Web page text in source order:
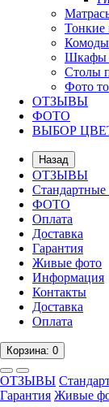
Тонкие
Шкафы
Столы
Фото
ОТЗЫВЫ
ФОТО
ВЫБОР
Назад
ОТЗЫВЫ
ФОТО
Оплата
Доставка
Гарантия
Живые фото
Информация
Контакты
Доставка
Оплата
Корзина: 0
ОТЗЫВЫ
Гарантия Живые